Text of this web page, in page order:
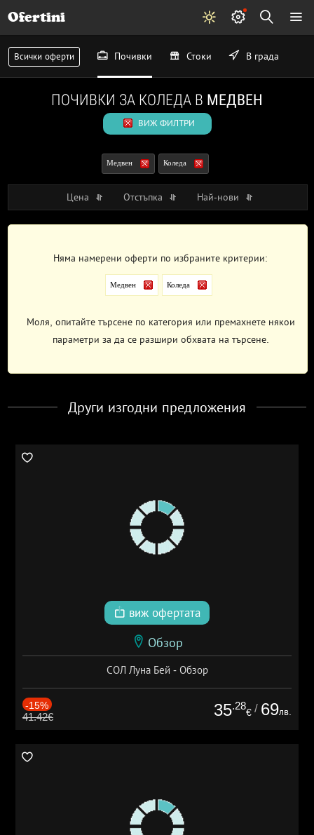
Ofertini
Всички оферти Почивки Стоки В града
ПОЧИВКИ ЗА КОЛЕДА В МЕДВЕН
ВИЖ ФИЛТРИ
Медвен Коледа
Цена Отстъпка Най-нови
Няма намерени оферти по избраните критерии:
Медвен Коледа
Моля, опитайте търсене по категория или премахнете някои
параметри за да се разшири обхвата на търсене.
Други изгодни предложения
виж офертата
Обзор
СОЛ Луна Бей - Обзор
-15%
41.42€ 35.28
€ / 69лв.